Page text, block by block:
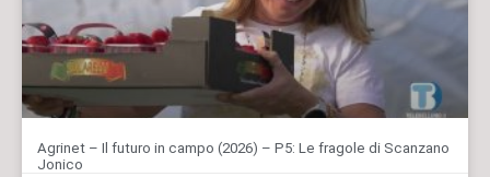
Agrinet – Il futuro in campo (2026) – P5: Le fragole di Scanzano
Jonico